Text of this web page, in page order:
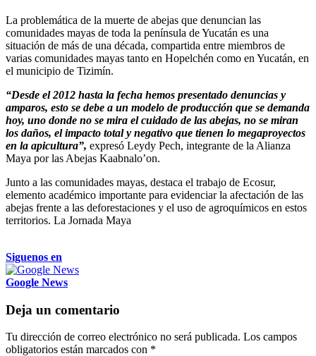
La problemática de la muerte de abejas que denuncian las
comunidades mayas de toda la península de Yucatán es una
situación de más de una década, compartida entre miembros de
varias comunidades mayas tanto en Hopelchén como en Yucatán, en
el municipio de Tizimín.
“Desde el 2012 hasta la fecha hemos presentado denuncias y
amparos, esto se debe a un modelo de producción que se demanda
hoy, uno donde no se mira el cuidado de las abejas, no se miran
los daños, el impacto total y negativo que tienen lo megaproyectos
en la apicultura”, expresó Leydy Pech, integrante de la Alianza
Maya por las Abejas Kaabnalo’on.
Junto a las comunidades mayas, destaca el trabajo de Ecosur,
elemento académico importante para evidenciar la afectación de las
abejas frente a las deforestaciones y el uso de agroquímicos en estos
territorios. La Jornada Maya
Siguenos en
Google News
Deja un comentario
Tu dirección de correo electrónico no será publicada. Los campos
obligatorios están marcados con *